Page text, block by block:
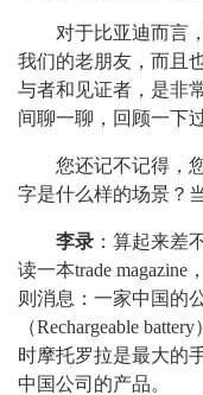
对于比亚迪而言
我们的老朋友，而且
与者和见证者，是非
间聊一聊，回顾一下
您还记不记得，
字是什么样的场景？
李录 ：算起来差
读一本trade
则消息：一家中国的
（Rechargeable
时摩托罗拉是最大的
中国公司的产品。